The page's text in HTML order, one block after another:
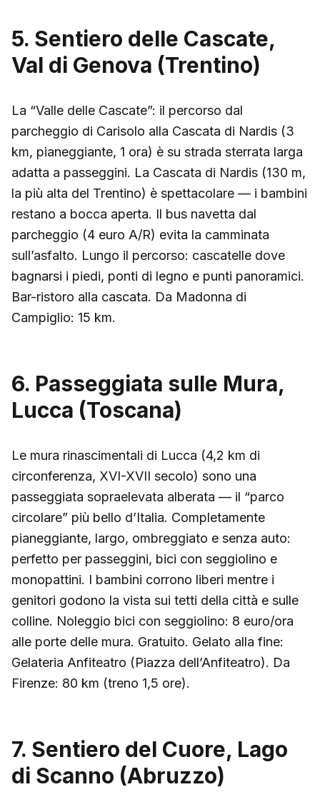
5. Sentiero delle Cascate,
Val di Genova (Trentino)
La “Valle delle Cascate”: il percorso dal
parcheggio di Carisolo alla Cascata di Nardis (3
km, pianeggiante, 1 ora) è su strada sterrata larga
adatta a passeggini. La Cascata di Nardis (130 m,
la più alta del Trentino) è spettacolare — i bambini
restano a bocca aperta. Il bus navetta dal
parcheggio (4 euro A/R) evita la camminata
sull’asfalto. Lungo il percorso: cascatelle dove
bagnarsi i piedi, ponti di legno e punti panoramici.
Bar-ristoro alla cascata. Da Madonna di
Campiglio: 15 km.
6. Passeggiata sulle Mura,
Lucca (Toscana)
Le mura rinascimentali di Lucca (4,2 km di
circonferenza, XVI-XVII secolo) sono una
passeggiata sopraelevata alberata — il “parco
circolare” più bello d’Italia. Completamente
pianeggiante, largo, ombreggiato e senza auto:
perfetto per passeggini, bici con seggiolino e
monopattini. I bambini corrono liberi mentre i
genitori godono la vista sui tetti della città e sulle
colline. Noleggio bici con seggiolino: 8 euro/ora
alle porte delle mura. Gratuito. Gelato alla fine:
Gelateria Anfiteatro (Piazza dell’Anfiteatro). Da
Firenze: 80 km (treno 1,5 ore).
7. Sentiero del Cuore, Lago
di Scanno (Abruzzo)